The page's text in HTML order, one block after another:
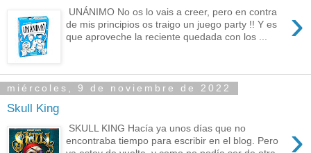
›
UNÁNIMO No os lo vais a creer, pero en contra
de mis principios os traigo un juego party !! Y es
que aproveche la reciente quedada con los ...
miércoles, 9 de noviembre de 2022
Skull King
›
SKULL KING Hacía ya unos días que no
encontraba tiempo para escribir en el blog. Pero